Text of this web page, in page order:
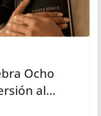
Ocho
al
Decisión